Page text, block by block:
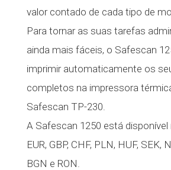
valor contado de cada tipo de
Para tornar as suas tarefas
ainda mais fáceis, o Safescan
imprimir automaticamente os
completos na impressora
Safescan TP-230.
A Safescan 1250 está
EUR, GBP, CHF, PLN, HUF, SEK,
BGN e RON.